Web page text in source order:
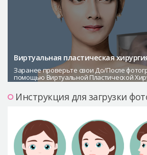
Контуринг тела
Let Me In
О клинике id
Консультация
Реальные До/После селфи
Виртуальная пластическая
Заранее проверьте свои До/После
помощью Виртуальной Пластической
Инструкция для загрузки